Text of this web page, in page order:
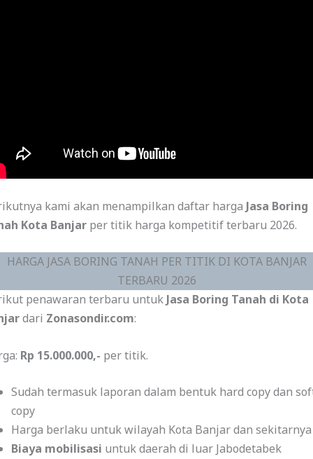
kami akan menampilkan daftar harga Jasa Boring
Kota Banjarper titik harga kompetitif terbaru 2026.
HARGA JASA BORING TANAH PER TITIK DI KOTA BANJAR
TERBARU 2026
penawaran terbaru untuk Jasa Boring Tanah di Kota
dari Zonasondir.com:
Rp 15.000.000,- per titik.
Sudah termasuk laporan dalam bentuk hard copy dan
copy
Harga berlaku untuk wilayah Kota Banjar dan sekitarnya
Biaya mobilisasi untuk daerah di luar Jabodetabek